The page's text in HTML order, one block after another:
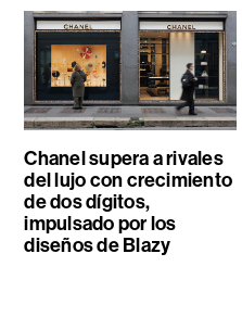
Chanel supera a rivales
del lujo con crecimiento
de dos dígitos,
impulsado por los
diseños de Blazy